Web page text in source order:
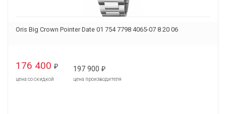
Oris Big Crown Pointer Date 01 754 7798 4065-07 8 20 06
176 400 ₽
цена со скидкой
197 900 ₽
цена производителя